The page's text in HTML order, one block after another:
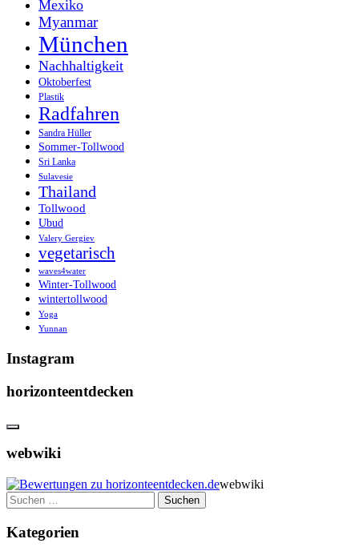
Mexiko
Myanmar
München
Nachhaltigkeit
Oktoberfest
Plastik
Radfahren
Sandra Hüller
Sommer-Tollwood
Sri Lanka
Sulavesie
Thailand
Tollwood
Ubud
Valery Gergiev
vegetarisch
waves4water
Winter-Tollwood
wintertollwood
Yoga
Yunnan
Instagram
horizonteentdecken
webwiki
webwiki
Suchen
nach:
Kategorien